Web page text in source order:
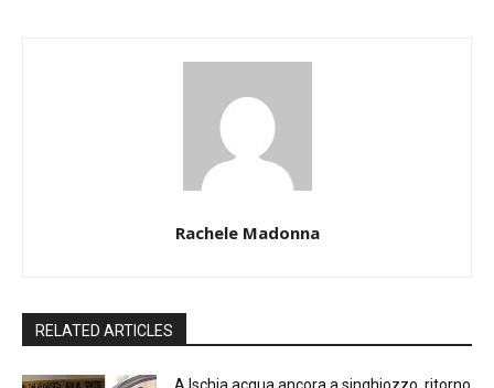
Rachele Madonna
RELATED ARTICLES